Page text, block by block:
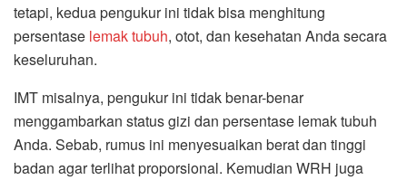
tetapi, kedua pengukur ini tidak bisa menghitung
persentase lemak tubuh, otot, dan kesehatan Anda secara
keseluruhan.
IMT misalnya, pengukur ini tidak benar-benar
menggambarkan status gizi dan persentase lemak tubuh
Anda. Sebab, rumus ini menyesuaikan berat dan tinggi
badan agar terlihat proporsional. Kemudian WRH juga